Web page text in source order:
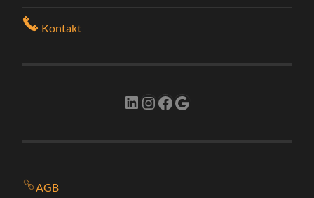
Kontakt
LinkedIn
Instagram
Facebook
Google
AGB